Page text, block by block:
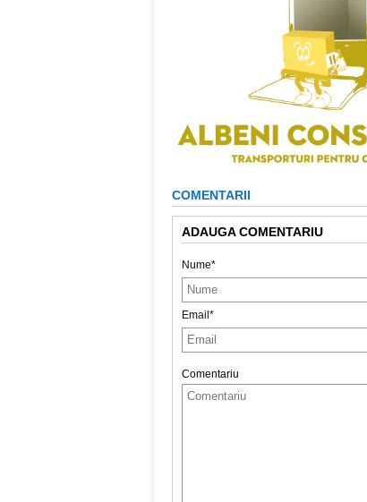
COMENTARII
ADAUGA COMENTARIU
Nume*
Email*
Comentariu